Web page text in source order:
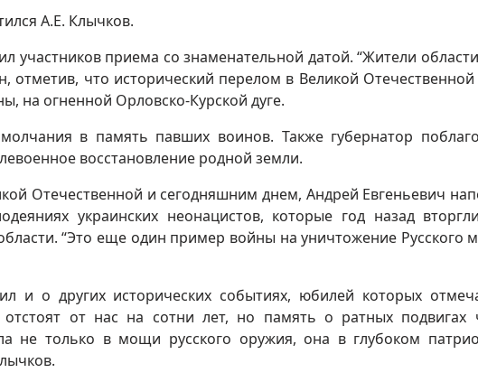
А.Е. Клычков.
участников приема со знаменательной датой. “Жители
отметив, что исторический перелом в Великой
на огненной Орловско-Курской дуге.
в память павших воинов. Также губернатор
восстановление родной земли.
Отечественной и сегодняшним днем, Андрей Евгеньевич
украинских неонацистов, которые год назад
“Это еще один пример войны на уничтожение Русского
и о других исторических событиях, юбилей которых
от нас на сотни лет, но память о ратных подвигах
не только в мощи русского оружия, она в глубоком